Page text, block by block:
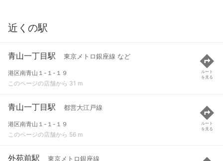
近くの駅
青山一丁目駅 東京メトロ銀座線 など
港区南青山１-１-１９
このページの店舗から 31 m
ルート
を見る
青山一丁目駅 都営大江戸線
港区南青山１-１-１９
このページの店舗から 56 m
ルート
を見る
外苑前駅 東京メトロ銀座線